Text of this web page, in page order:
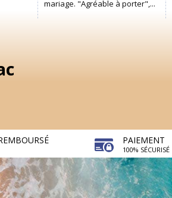
PAIEMENT
100% SÉCURISÉ